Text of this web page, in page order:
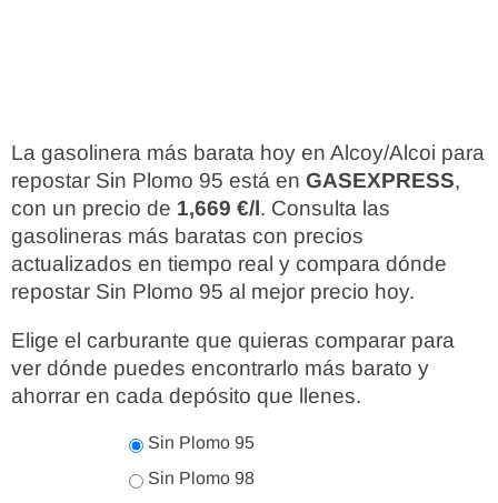
La gasolinera más barata hoy en Alcoy/Alcoi para
repostar Sin Plomo 95 está en GASEXPRESS,
con un precio de 1,669 €/l. Consulta las
gasolineras más baratas con precios
actualizados en tiempo real y compara dónde
repostar Sin Plomo 95 al mejor precio hoy.
Elige el carburante que quieras comparar para
ver dónde puedes encontrarlo más barato y
ahorrar en cada depósito que llenes.
Sin Plomo 95
Sin Plomo 98